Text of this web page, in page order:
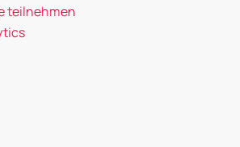
teilnehmen